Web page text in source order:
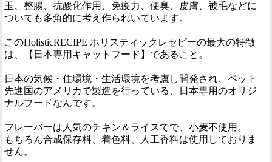
玉、整腸、抗酸化作用、免疫力、便臭、皮膚、被毛などに
ついても多角的に考え作られいています。
このHolisticRECIPE ホリスティックレセピーの最大の特徴
は、【日本専用キャットフード】であること。
日本の気候・住環境・生活環境を考慮し開発され、ペット
先進国のアメリカで製造を行っている、日本専用のオリジ
ナルフードなんです。
フレーバーは人気のチキン＆ライスでで、小麦不使用。
もちろん合成保存料、着色料、人工香料は使用しておりま
せん。